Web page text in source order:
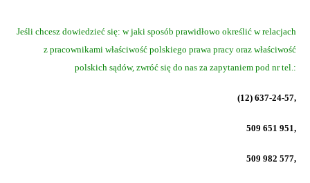
Jeśli chcesz dowiedzieć się: w jaki sposób prawidłowo określić w relacjach
z pracownikami właściwość polskiego prawa pracy oraz właściwość
polskich sądów, zwróć się do nas za zapytaniem pod nr tel.:
(12) 637-24-57,
509 651 951,
509 982 577,